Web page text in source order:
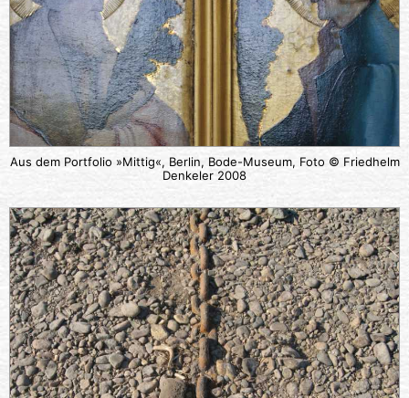
Aus dem Portfolio »Mittig«, Berlin, Bode-Museum, Foto © Friedhelm
Denkeler 2008